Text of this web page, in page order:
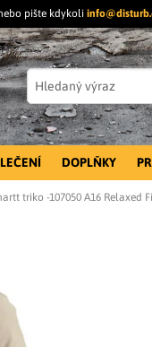
pište kdykoli
DOPLŇKY
triko -107050 A16 Relaxed